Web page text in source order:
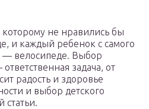
не нравились бы
и каждый ребенок с самого
— велосипеде. Выбор
задача, от
радость и здоровье
и выбор детского
статьи.